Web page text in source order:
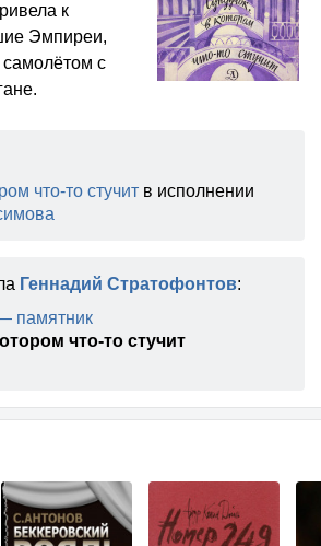
к
Эмпиреи,
самолётом с
что-то стучит в исполнении
Геннадий Стратофонтов:
памятник
что-то стучит